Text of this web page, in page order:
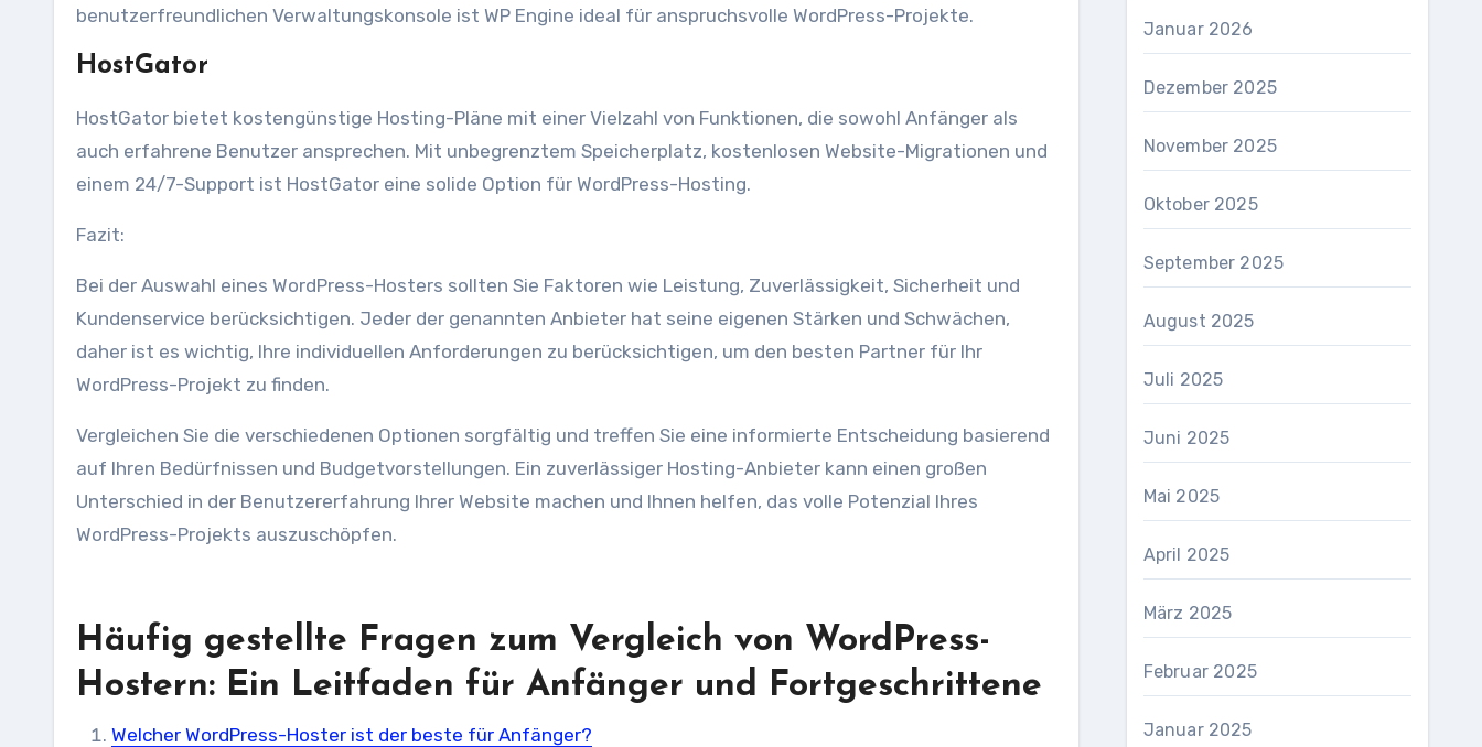
benutzerfreundlichen Verwaltungskonsole ist WP Engine ideal für anspruchsvolle WordPress-Projekte.
HostGator
HostGator bietet kostengünstige Hosting-Pläne mit einer Vielzahl von Funktionen, die sowohl Anfänger als
auch erfahrene Benutzer ansprechen. Mit unbegrenztem Speicherplatz, kostenlosen Website-Migrationen und
einem 24/7-Support ist HostGator eine solide Option für WordPress-Hosting.
Fazit:
Bei der Auswahl eines WordPress-Hosters sollten Sie Faktoren wie Leistung, Zuverlässigkeit, Sicherheit und
Kundenservice berücksichtigen. Jeder der genannten Anbieter hat seine eigenen Stärken und Schwächen,
daher ist es wichtig, Ihre individuellen Anforderungen zu berücksichtigen, um den besten Partner für Ihr
WordPress-Projekt zu finden.
Vergleichen Sie die verschiedenen Optionen sorgfältig und treffen Sie eine informierte Entscheidung basierend
auf Ihren Bedürfnissen und Budgetvorstellungen. Ein zuverlässiger Hosting-Anbieter kann einen großen
Unterschied in der Benutzererfahrung Ihrer Website machen und Ihnen helfen, das volle Potenzial Ihres
WordPress-Projekts auszuschöpfen.
Häufig gestellte Fragen zum Vergleich von WordPress-
Hostern: Ein Leitfaden für Anfänger und Fortgeschrittene
Welcher WordPress-Hoster ist der beste für Anfänger?
Januar 2026
Dezember 2025
November 2025
Oktober 2025
September 2025
August 2025
Juli 2025
Juni 2025
Mai 2025
April 2025
März 2025
Februar 2025
Januar 2025